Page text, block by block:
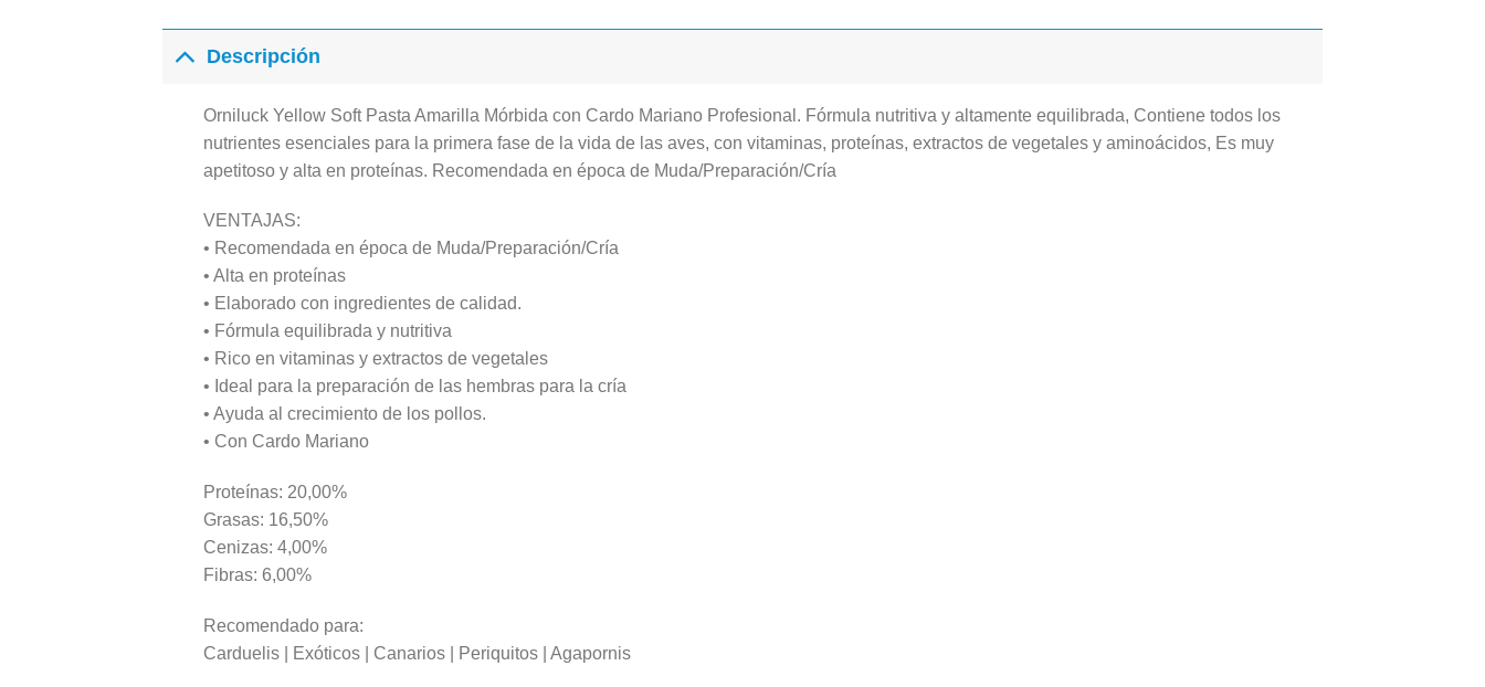
Descripción
Orniluck Yellow Soft Pasta Amarilla Mórbida con Cardo Mariano Profesional. Fórmula nutritiva y altamente equilibrada, Contiene todos los
nutrientes esenciales para la primera fase de la vida de las aves, con vitaminas, proteínas, extractos de vegetales y aminoácidos, Es muy
apetitoso y alta en proteínas. Recomendada en época de Muda/Preparación/Cría
VENTAJAS:
• Recomendada en época de Muda/Preparación/Cría
• Alta en proteínas
• Elaborado con ingredientes de calidad.
• Fórmula equilibrada y nutritiva
• Rico en vitaminas y extractos de vegetales
• Ideal para la preparación de las hembras para la cría
• Ayuda al crecimiento de los pollos.
• Con Cardo Mariano
Proteínas: 20,00%
Grasas: 16,50%
Cenizas: 4,00%
Fibras: 6,00%
Recomendado para:
Carduelis | Exóticos | Canarios | Periquitos | Agapornis